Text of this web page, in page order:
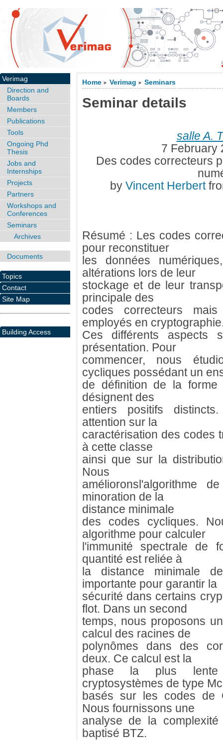
Home > Verimag > Seminars
Seminar details
salle A.
7 February
Des codes correcteurs
byVincent Herbert
Résumé : Les codes
pour reconstituer
les données
altérations lors de leur
stockage et de leur
principale des
codes correcteurs
employés en
Ces différents aspects
présentation. Pour
commencer, nous
cycliques possédant un
de définition de la
désignent des
entiers positifs
attention sur la
caractérisation des codes
à cette classe
ainsi que sur la
Nous
amélioronsl'algorithme
minoration de la
distance minimale
des codes cycliques.
algorithme pour calculer
l'immunité spectrale de
quantité est reliée à
la distance minimale
importante pour garantir la
sécurité dans certains
flot. Dans un second
temps, nous proposons
calcul des racines de
polynômes dans des
deux. Ce calcul est la
phase la plus lente
cryptosystèmes de type
basés sur les codes de
Nous fournissons une
analyse de la
baptisé BTZ.
Verimag
Direction and
Boards
Members
Publications
Tools
Ongoing Phd
Thesis
Jobs and
Internships
Projects
Partners
Workshops and
Conferences
Seminars
Archives
Documents
Topics
Contact
Site Map
Building Access